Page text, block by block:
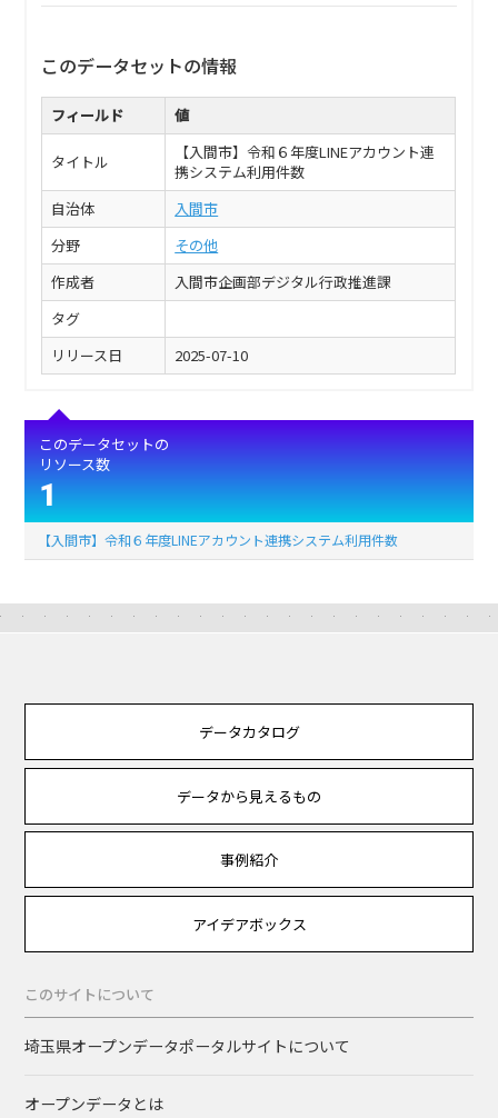
このデータセットの情報
フィールド 値
タイトル
【入間市】令和６年度LINEアカウント連
携システム利用件数
自治体
入間市
分野
その他
作成者
入間市企画部デジタル行政推進課
タグ
リリース日
2025-07-10
このデータセットの
リソース数
1
【入間市】令和６年度LINEアカウント連携システム利用件数
データカタログ
データから見えるもの
事例紹介
アイデアボックス
このサイトについて
埼玉県オープンデータポータルサイトについて
オープンデータとは